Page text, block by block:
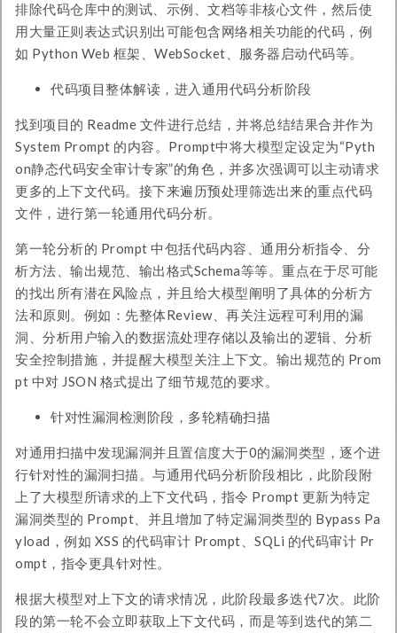
排除代码仓库中的测试、示例、文档等非核心文件，然后使
用大量正则表达式识别出可能包含网络相关功能的代码，例
如 Python Web 框架、WebSocket、服务器启动代码等。
代码项目整体解读，进入通用代码分析阶段
找到项目的 Readme 文件进行总结，并将总结结果合并作为
System Prompt 的内容。Prompt中将大模型定设定为“Pyth
on静态代码安全审计专家”的角色，并多次强调可以主动请求
更多的上下文代码。接下来遍历预处理筛选出来的重点代码
文件，进行第一轮通用代码分析。
第一轮分析的 Prompt 中包括代码内容、通用分析指令、分
析方法、输出规范、输出格式Schema等等。重点在于尽可能
的找出所有潜在风险点，并且给大模型阐明了具体的分析方
法和原则。例如：先整体Review、再关注远程可利用的漏
洞、分析用户输入的数据流处理存储以及输出的逻辑、分析
安全控制措施，并提醒大模型关注上下文。输出规范的 Prom
pt 中对 JSON 格式提出了细节规范的要求。
针对性漏洞检测阶段，多轮精确扫描
对通用扫描中发现漏洞并且置信度大于0的漏洞类型，逐个进
行针对性的漏洞扫描。与通用代码分析阶段相比，此阶段附
上了大模型所请求的上下文代码，指令 Prompt 更新为特定
漏洞类型的 Prompt、并且增加了特定漏洞类型的 Bypass Pa
yload，例如 XSS 的代码审计 Prompt、SQLi 的代码审计 Pr
ompt，指令更具针对性。
根据大模型对上下文的请求情况，此阶段最多迭代7次。此阶
段的第一轮不会立即获取上下文代码，而是等到迭代的第二